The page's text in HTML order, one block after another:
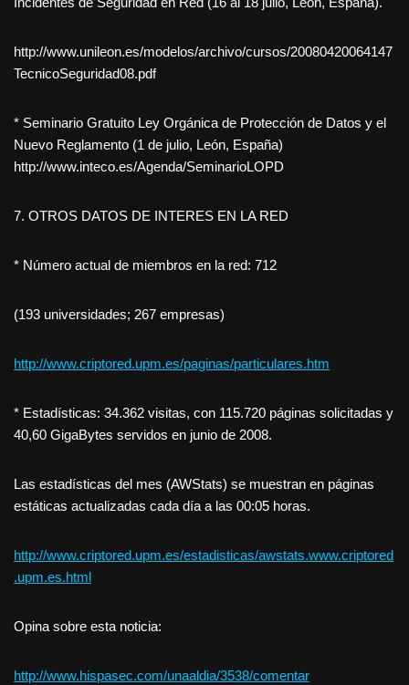
http://www.unileon.es/modelos/archivo/cursos/20080420064147
TecnicoSeguridad08.pdf
* Seminario Gratuito Ley Orgánica de Protección de Datos y el
Nuevo Reglamento (1 de julio, León, España)
http://www.inteco.es/Agenda/SeminarioLOPD
7. OTROS DATOS DE INTERES EN LA RED
* Número actual de miembros en la red: 712
(193 universidades; 267 empresas)
http://www.criptored.upm.es/paginas/particulares.htm
* Estadísticas: 34.362 visitas, con 115.720 páginas solicitadas y
40,60 GigaBytes servidos en junio de 2008.
Las estadísticas del mes (AWStats) se muestran en páginas
estáticas actualizadas cada día a las 00:05 horas.
http://www.criptored.upm.es/estadisticas/awstats.www.criptored
.upm.es.html
Opina sobre esta noticia:
http://www.hispasec.com/unaaldia/3538/comentar